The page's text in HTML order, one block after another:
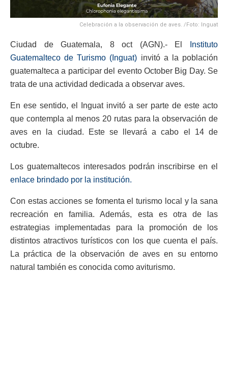
Celebración a la observación de aves. /Foto: Inguat
Ciudad de Guatemala, 8 oct (AGN).- El
Instituto
Guatemalteco de Turismo (Inguat) invitó a la población
guatemalteca a participar del evento October Big Day. Se
trata de una actividad dedicada a observar aves.
En ese sentido, el Inguat invitó a ser parte de este acto
que contempla al menos 20 rutas para la observación de
aves en la ciudad. Este se llevará a cabo el 14 de
octubre.
Los guatemaltecos interesados podrán inscribirse en el
enlace brindado por la institución.
Con estas acciones se fomenta el turismo local y la sana
recreación en familia. Además, esta es otra de las
estrategias implementadas para la promoción de los
distintos atractivos turísticos con los que cuenta el país.
La práctica de la observación de aves en su entorno
natural también es conocida como aviturismo.